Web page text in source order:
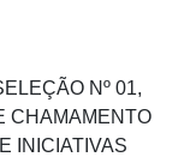
Nº 01,
CHAMAMENTO
INICIATIVAS